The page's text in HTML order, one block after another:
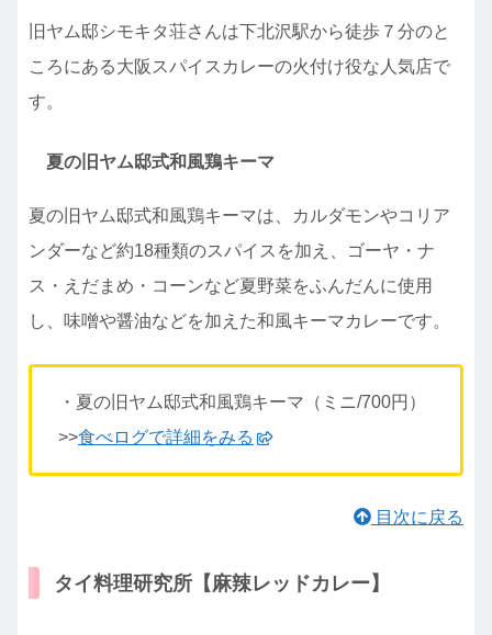
旧ヤム邸シモキタ荘さんは下北沢駅から徒歩７分のと
ころにある大阪スパイスカレーの火付け役な人気店で
す。
夏の旧ヤム邸式和風鶏キーマ
夏の旧ヤム邸式和風鶏キーマは、カルダモンやコリア
ンダーなど約18種類のスパイスを加え、ゴーヤ・ナ
ス・えだまめ・コーンなど夏野菜をふんだんに使用
し、味噌や醤油などを加えた和風キーマカレーです。
・夏の旧ヤム邸式和風鶏キーマ（ミニ/700円）
>>食べログで詳細をみる
目次に戻る
タイ料理研究所【麻辣レッドカレー】